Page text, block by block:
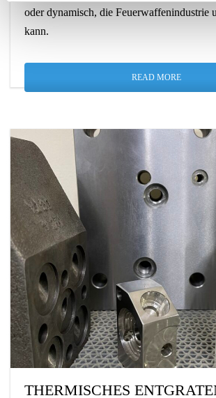
oder dynamisch, die Feuerwaffenindustrie
kann.
READ MORE
THERMISCHES